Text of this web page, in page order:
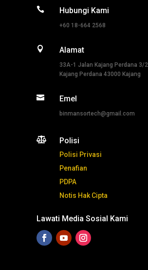
 Hubungi Kami
+60 18-664 2568
 Alamat
33A-1 Jalan Kajang Perdana 3/2
Kajang Perdana 43000 Kajang
 Emel
binmansortech@gmail.com
 Polisi
Polisi Privasi
Penafian
PDPA
Notis Hak Cipta
Lawati Media Sosial Kami